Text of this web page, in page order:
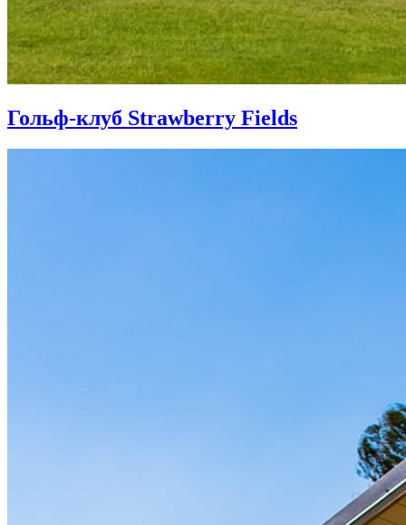
Гольф-клуб Strawberry Fields